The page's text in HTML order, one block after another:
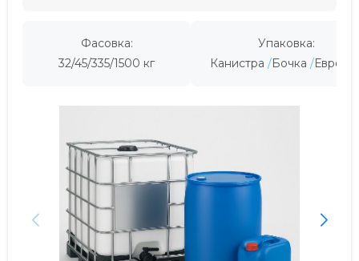
Фасовка:
32/45/335/1500 кг
Упаковка:
Канистра
Бочка